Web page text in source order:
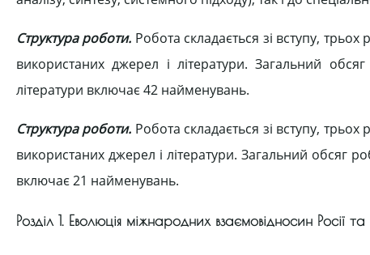
Структура роботи. Робота складається зі вступу, трьох
використаних джерел і літератури. Загальний
літератури включає 42 найменувань.
Структура роботи. Робота складається зі вступу, трьох
використаних джерел і літератури. Загальний обсяг
включає 21 найменувань.
Розділ 1. Еволюція міжнародних взаємовідносин Росії